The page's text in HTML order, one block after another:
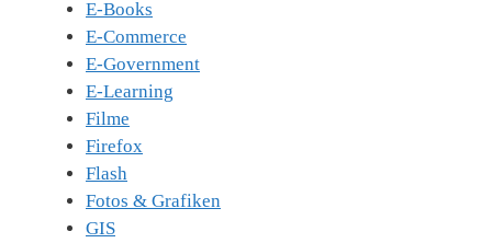
E-Books
E-Commerce
E-Government
E-Learning
Filme
Firefox
Flash
Fotos & Grafiken
GIS